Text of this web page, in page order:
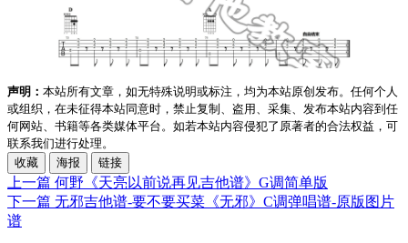
声明： 本站所有文章，如无特殊说明或标注，均为本站原创发布。任何个人
或组织，在未征得本站同意时，禁止复制、盗用、采集、发布本站内容到任
何网站、书籍等各类媒体平台。如若本站内容侵犯了原著者的合法权益，可
联系我们进行处理。
收藏
海报 链接
上一篇 何野《天亮以前说再见吉他谱》G调简单版
下一篇 无邪吉他谱-要不要买菜《无邪》C调弹唱谱-原版图片
谱